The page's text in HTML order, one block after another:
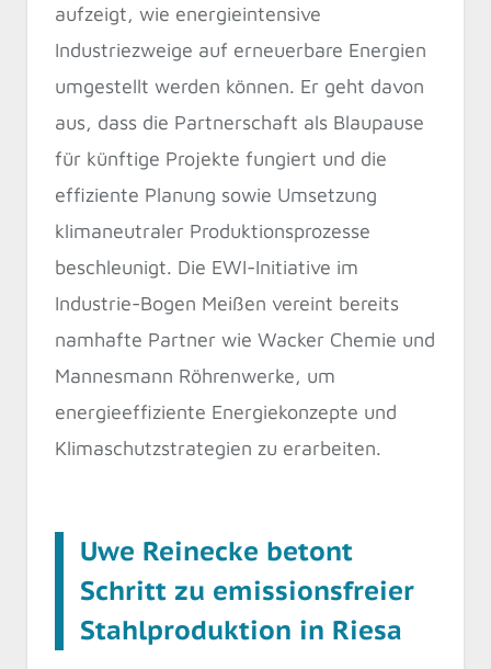
aufzeigt, wie energieintensive
Industriezweige auf erneuerbare Energien
umgestellt werden können. Er geht davon
aus, dass die Partnerschaft als Blaupause
für künftige Projekte fungiert und die
effiziente Planung sowie Umsetzung
klimaneutraler Produktionsprozesse
beschleunigt. Die EWI-Initiative im
Industrie-Bogen Meißen vereint bereits
namhafte Partner wie Wacker Chemie und
Mannesmann Röhrenwerke, um
energieeffiziente Energiekonzepte und
Klimaschutzstrategien zu erarbeiten.
Uwe Reinecke betont
Schritt zu emissionsfreier
Stahlproduktion in Riesa